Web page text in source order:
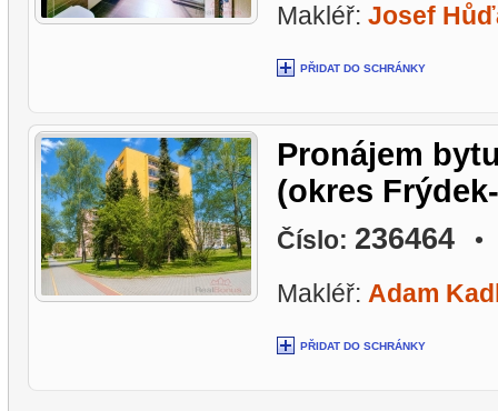
Makléř: Josef
PŘIDAT DO SCHRÁNKY
Pronájem
(okres
Číslo: 236464 •
Makléř: Adam
PŘIDAT DO SCHRÁNKY